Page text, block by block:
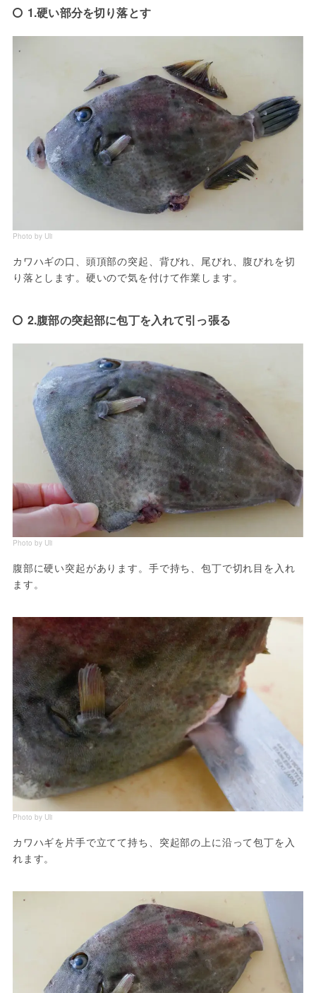
1.硬い部分を切り落とす
Photo by Uli
カワハギの口、頭頂部の突起、背びれ、尾びれ、腹びれを切
り落とします。硬いので気を付けて作業します。
2.腹部の突起部に包丁を入れて引っ張る
Photo by Uli
腹部に硬い突起があります。手で持ち、包丁で切れ目を入れ
ます。
Photo by Uli
カワハギを片手で立てて持ち、突起部の上に沿って包丁を入
れます。